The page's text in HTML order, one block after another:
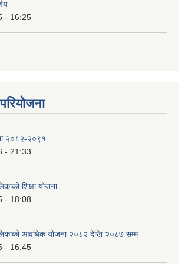
- 16:25
२०८२-२०९१
- 21:33
शिक्षा योजना
- 18:08
आवधिक योजना २०८२ देखि २०८७ सम्म
- 16:45